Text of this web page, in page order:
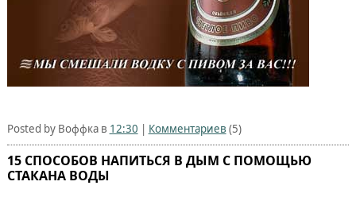
Posted by Воффка в 12:30 | Комментариев (5)
15 СПОСОБОВ НАПИТЬСЯ В ДЫМ С ПОМОЩЬЮ
СТАКАНА ВОДЫ